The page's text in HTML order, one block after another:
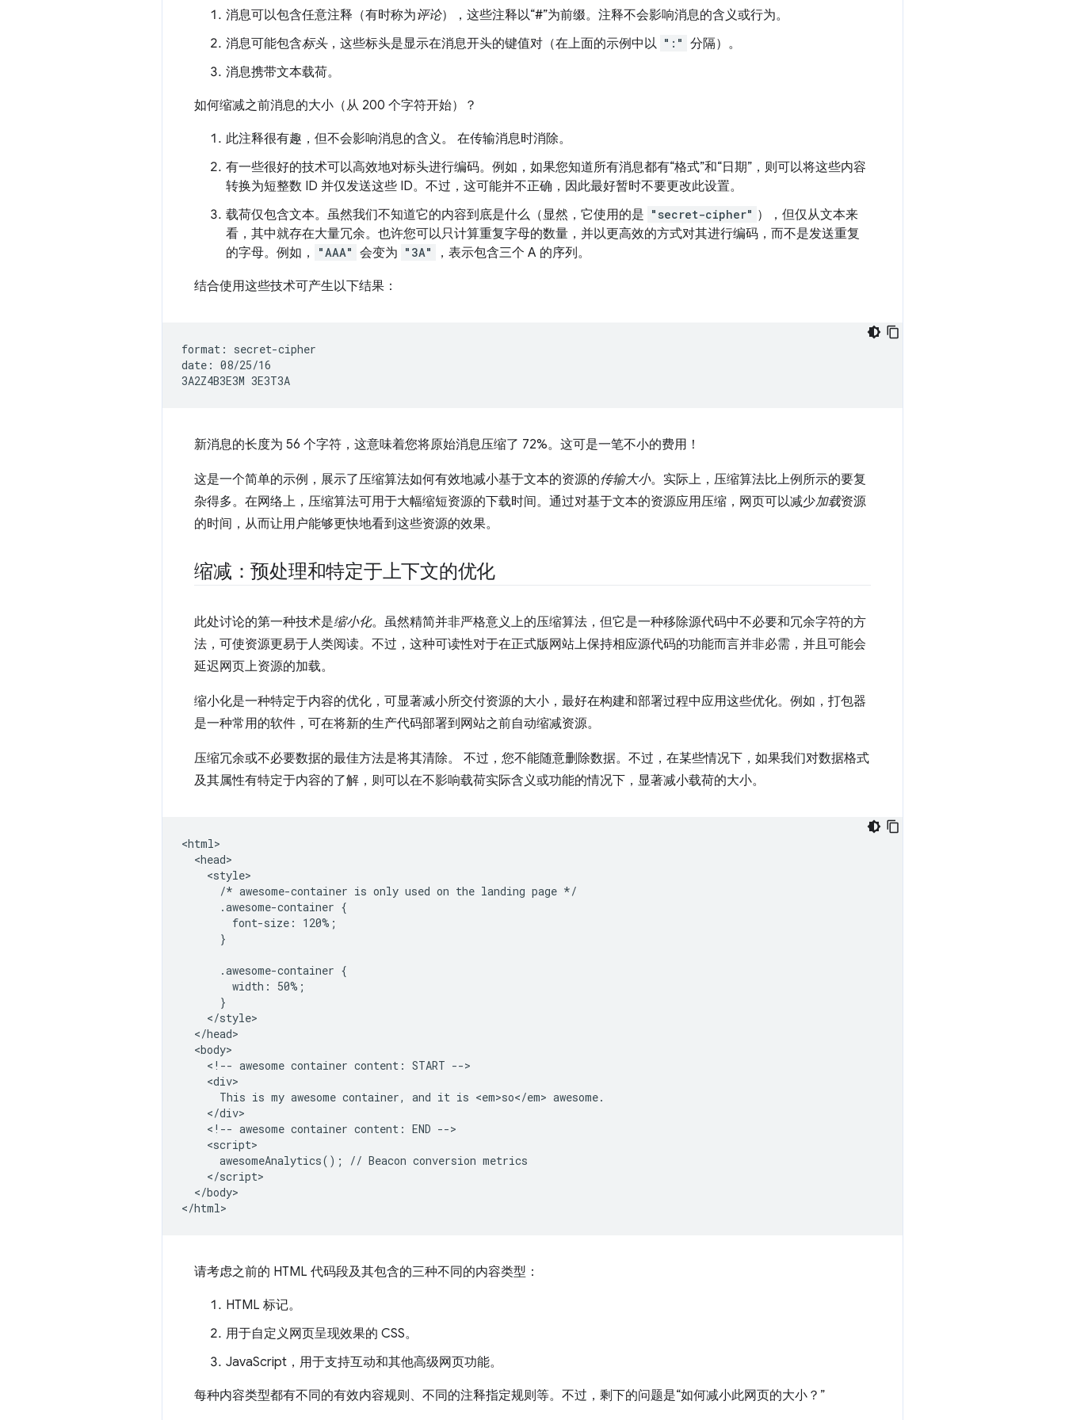
消息可以包含任意注释（有时称为评论），这些注释以“#”为前缀。注释不会影响消息的含义或行为。
消息可能包含标头，这些标头是显示在消息开头的键值对（在上面的示例中以 ":" 分隔）。
消息携带文本载荷。
如何缩减之前消息的大小（从 200 个字符开始）？
此注释很有趣，但不会影响消息的含义。 在传输消息时消除。
有一些很好的技术可以高效地对标头进行编码。例如，如果您知道所有消息都有“格式”和“日期”，则可以将这些内容
转换为短整数 ID 并仅发送这些 ID。不过，这可能并不正确，因此最好暂时不要更改此设置。
载荷仅包含文本。虽然我们不知道它的内容到底是什么（显然，它使用的是 "secret-cipher" ），但仅从文本来
看，其中就存在大量冗余。也许您可以只计算重复字母的数量，并以更高效的方式对其进行编码，而不是发送重复
的字母。例如，
"AAA" 会变为 "3A" ，表示包含三个 A 的序列。
结合使用这些技术可产生以下结果：
format: secret-cipher
date: 08/25/16
新消息的长度为 56 个字符，这意味着您将原始消息压缩了 72%。这可是一笔不小的费用！
这是一个简单的示例，展示了压缩算法如何有效地减小基于文本的资源的传输大小。实际上，压缩算法比上例所示的要复
杂得多。在网络上，压缩算法可用于大幅缩短资源的下载时间。通过对基于文本的资源应用压缩，网页可以减少加载资源
的时间，从而让用户能够更快地看到这些资源的效果。
缩减：预处理和特定于上下文的优化
此处讨论的第一种技术是缩小化。虽然精简并非严格意义上的压缩算法，但它是一种移除源代码中不必要和冗余字符的方
法，可使资源更易于人类阅读。不过，这种可读性对于在正式版网站上保持相应源代码的功能而言并非必需，并且可能会
延迟网页上资源的加载。
缩小化是一种特定于内容的优化，可显著减小所交付资源的大小，最好在构建和部署过程中应用这些优化。例如，打包器
是一种常用的软件，可在将新的生产代码部署到网站之前自动缩减资源。
压缩冗余或不必要数据的最佳方法是将其清除。 不过，您不能随意删除数据。不过，在某些情况下，如果我们对数据格式
及其属性有特定于内容的了解，则可以在不影响载荷实际含义或功能的情况下，显著减小载荷的大小。
<html>
  <head>
    <style>
      /* awesome-container is only used on the landing page */
      .awesome-container {
        font-size: 120%;
      }
      .awesome-container {
        width: 50%;
      }
    </style>
  </head>
  <body>
    <!-- awesome container content: START -->
    <div>
      This is my awesome container, and it is <em>so</em> awesome.
    </div>
    <!-- awesome container content: END -->
    <script>
      awesomeAnalytics(); // Beacon conversion metrics
    </script>
  </body>
请考虑之前的 HTML 代码段及其包含的三种不同的内容类型：
HTML 标记。
用于自定义网页呈现效果的 CSS。
JavaScript，用于支持互动和其他高级网页功能。
每种内容类型都有不同的有效内容规则、不同的注释指定规则等。不过，剩下的问题是“如何减小此网页的大小？”